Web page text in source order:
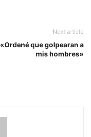
Next article
«Ordené que golpearan a
mis hombres»